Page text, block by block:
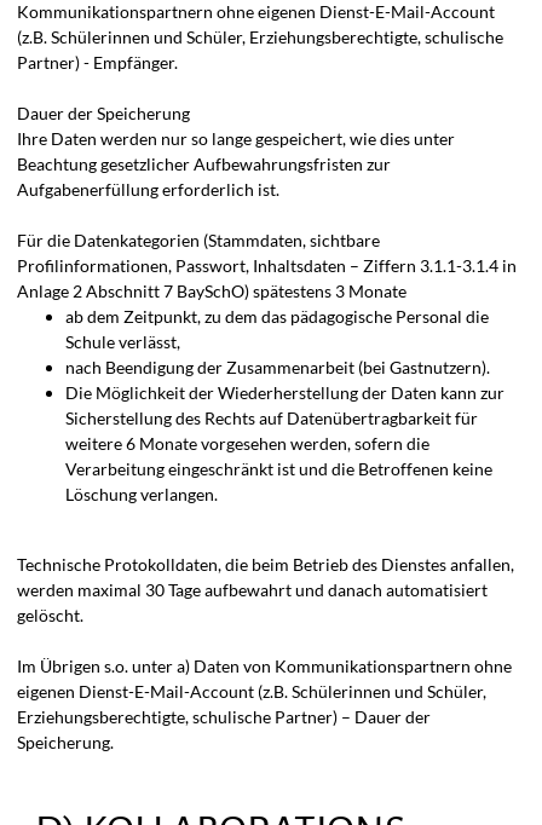
Kommunikationspartnern ohne eigenen Dienst-E-Mail-Account
(z.B. Schülerinnen und Schüler, Erziehungsberechtigte, schulische
Partner) - Empfänger.
Dauer der Speicherung
Ihre Daten werden nur so lange gespeichert, wie dies unter
Beachtung gesetzlicher Aufbewahrungsfristen zur
Aufgabenerfüllung erforderlich ist.
Für die Datenkategorien (Stammdaten, sichtbare
Profilinformationen, Passwort, Inhaltsdaten – Ziffern 3.1.1-3.1.4 in
Anlage 2 Abschnitt 7 BaySchO) spätestens 3 Monate
ab dem Zeitpunkt, zu dem das pädagogische Personal die
Schule verlässt,
nach Beendigung der Zusammenarbeit (bei Gastnutzern).
Die Möglichkeit der Wiederherstellung der Daten kann zur
Sicherstellung des Rechts auf Datenübertragbarkeit für
weitere 6 Monate vorgesehen werden, sofern die
Verarbeitung eingeschränkt ist und die Betroffenen keine
Löschung verlangen.
Technische Protokolldaten, die beim Betrieb des Dienstes anfallen,
werden maximal 30 Tage aufbewahrt und danach automatisiert
gelöscht.
Im Übrigen s.o. unter a) Daten von Kommunikationspartnern ohne
eigenen Dienst-E-Mail-Account (z.B. Schülerinnen und Schüler,
Erziehungsberechtigte, schulische Partner) – Dauer der
Speicherung.